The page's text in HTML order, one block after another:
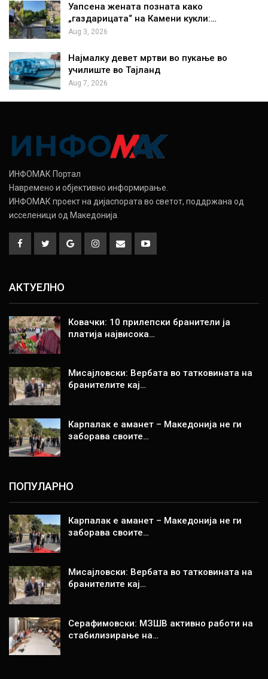
Уапсена жената позната како
„газдарицата“ на Камени кукли:…
Aug 3, 2026
Најмалку девет мртви во пукање во
училиште во Тајланд
Aug 7, 2026
ИНФОМАК Портал
Навремено и објективно информирање.
ИНФОМАК проект на дијаспората во светот, поддржана од
исселеници од Македонија.
АКТУЕЛНО
Ковачки: 10 прилепски бранители ја
платија највисока…
Мисајловски: Вербата во татковината на
бранителите кај…
Карпалак е аманет – Македонија не ги
заборава своите…
ПОПУЛАРНО
Карпалак е аманет – Македонија не ги
заборава своите…
Мисајловски: Вербата во татковината на
бранителите кај…
Серафимовски: МЗШВ активно работи на
стабилизирање на…